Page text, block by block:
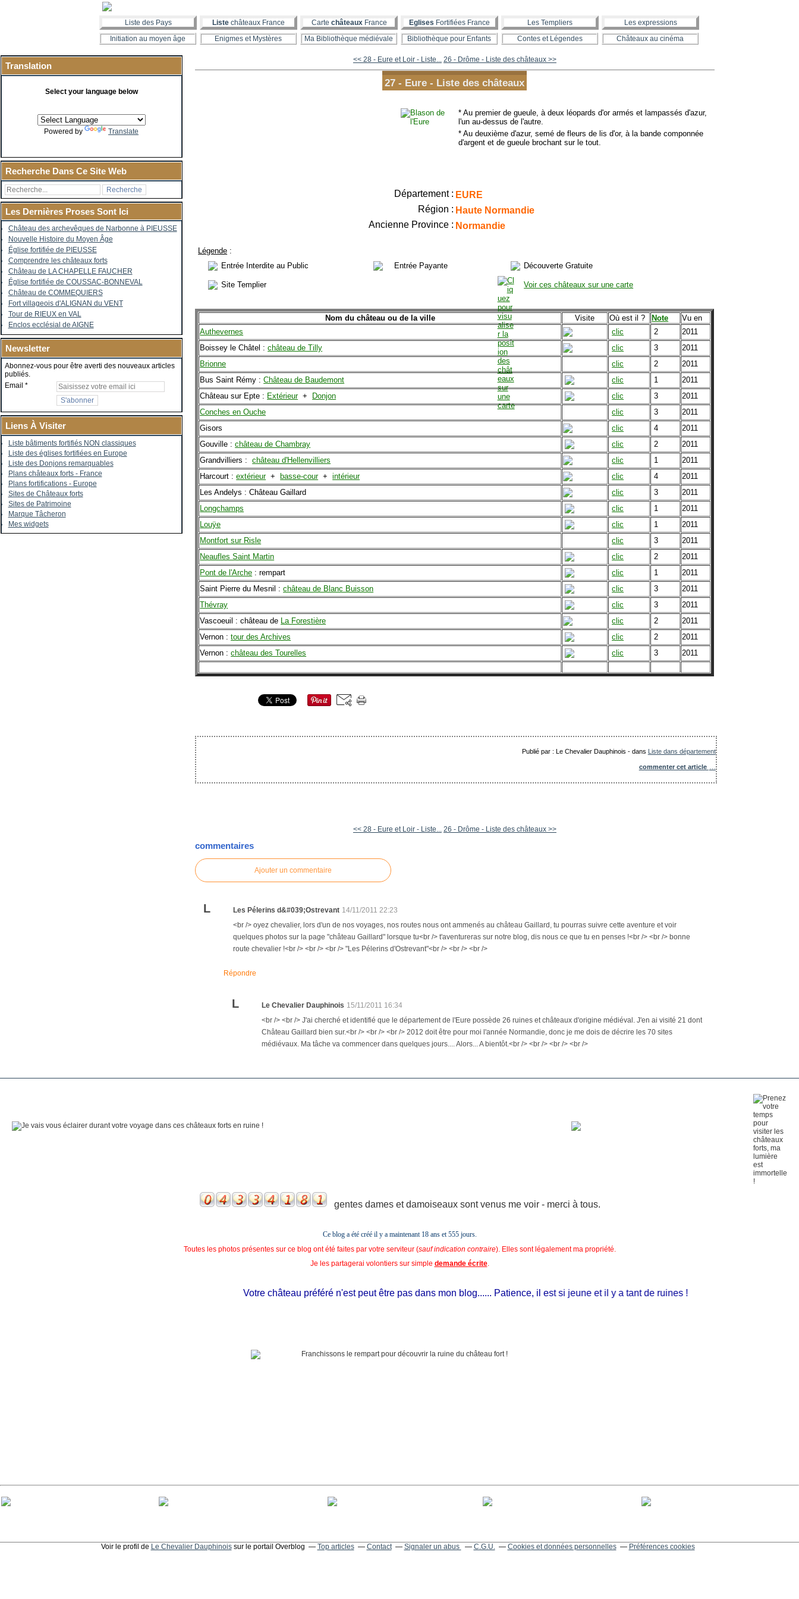
Liste des Pays Liste châteaux France Carte châteauxFrance Eglises Fortifiées France Les Templiers
Les expressions
Initiation au moyen âge
Enigmes et Mystères Ma Bibliothèque médiévale Bibliothèque pour Enfants Contes et Légendes Châteaux au cinéma
Translation
Select your language below
Powered by Translate
Recherche Dans Ce Site Web
Les Dernières Proses Sont Ici
Château des archevêques de Narbonne à PIEUSSE
Nouvelle Histoire du Moyen Âge
Église fortifiée de PIEUSSE
Comprendre les châteaux forts
Château de LA CHAPELLE FAUCHER
Église fortifiée de COUSSAC-BONNEVAL
Château de COMMEQUIERS
Fort villageois d'ALIGNAN du VENT
Tour de RIEUX en VAL
Enclos ecclésial de AIGNE
Newsletter
Abonnez-vous pour être averti des nouveaux articles
publiés.
Email
Liens À Visiter
Liste bâtiments fortifiés NON classiques
Liste des églises fortifiées en Europe
Liste des Donjons remarquables
Plans châteaux forts - France
Plans fortifications - Europe
Sites de Châteaux forts
Sites de Patrimoine
Marque Tâcheron
Mes widgets
<< 28 - Eure et Loir - Liste... 26 - Drôme - Liste des châteaux >>
27 - Eure - Liste des châteaux
* Au premier de gueule, à deux léopards d'or armés et lampassés d'azur,
l'un au-dessus de l'autre.
* Au deuxième d'azur, semé de fleurs de lis d'or, à la bande componnée
d'argent et de gueule brochant sur le tout.
Département : EURE
Région : Haute Normandie
Ancienne Province : Normandie
Légende :
Entrée Interdite au Public
Entrée Payante Découverte Gratuite
Site Templier Voir ces châteaux sur une carte
Nom du château ou de la ville Visite Où est il ? Note
Vu en
Authevernes
clic 2
2011
Boissey le Châtel :château de Tilly clic 3
2011
Brionne
clic 2
2011
Bus Saint Rémy :Château de Baudemont clic 1
2011
Château sur Epte : Extérieur+ Donjon clic 3
2011
Conches en Ouche
clic 3
2011
Gisors
clic 4
2011
Gouville :château de Chambray clic 2
2011
Grandvilliers :château d'Hellenvilliers clic 1
2011
Harcourt :extérieur+ basse-cour+intérieur clic 4
2011
Les Andelys : Château Gaillard
clic 3
2011
Longchamps
clic 1
2011
Louÿe
clic 1
2011
Montfort sur Risle
clic 3
2011
Neaufles Saint Martin
clic 2
2011
Pont de l'Arche : rempart clic 1
2011
Saint Pierre du Mesnil :château de Blanc Buisson clic 3
2011
Thévray
clic 3
2011
Vascoeuil : château de
La Forestière clic 2
2011
Vernon :tour des Archives clic 2
2011
Vernon :château des Tourelles clic 3 2011
Publié par : Le Chevalier Dauphinois -dans Liste dans département
commenter cet article
<< 28 - Eure et Loir - Liste... 26 - Drôme - Liste des châteaux >>
commentaires
Ajouter un commentaire
L Les Pélerins d&#039;Ostrevant 14/11/2011 22:23
<br /> oyez chevalier, lors d'un de nos voyages, nos routes nous ont ammenés au château Gaillard, tu pourras suivre cette aventure et voir
quelques photos sur la page "château Gaillard" lorsque tu<br /> t'aventureras sur notre blog, dis nous ce que tu en penses !<br /> <br /> bonne
route chevalier !<br /> <br /> <br /> "Les Pélerins d'Ostrevant"<br /> <br /> <br />
Répondre
L Le Chevalier Dauphinois 15/11/2011 16:34
<br /> <br /> J'ai cherché et identifié que le département de l'Eure possède 26 ruines et châteaux d'origine médiéval. J'en ai visité 21 dont
Château Gaillard bien sur.<br /> <br /> <br /> 2012 doit être pour moi l'année Normandie, donc je me dois de décrire les 70 sites
médiévaux. Ma tâche va commencer dans quelques jours.... Alors... A bientôt.<br /> <br /> <br /> <br />
gentes dames et damoiseaux sont venus me voir - merci à tous.
Ce blog a été créé il y a maintenant 18 ans et 555 jours.
Toutes les photos présentes sur ce blog ont été faites par votre serviteur (sauf indication contraire). Elles sont légalement ma propriété.
Je les partagerai volontiers sur simple demande écrite.
Votre château préféré n'est peut être pas dans mon blog...... Patience, il est si jeune et il y a tant de ruines !
Voir le profil de Le Chevalier Dauphinoissur le portail Overblog Top articles Contact Signaler un abus C.G.U. Cookies et données personnelles Préférences cookies